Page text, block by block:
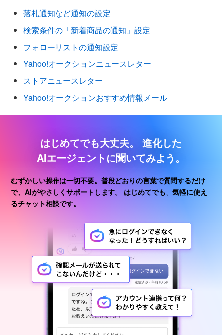
落札通知など通知の設定
検索条件の「新着商品の通知」設定
フォローリストの通知設定
Yahoo!オークションニュースレター
ストアニュースレター
Yahoo!オークションおすすめ情報メール
はじめてでも大丈夫。
進化した
AIエージェントに聞いてみよう。
むずかしい操作は一切不要。普段どおりの言葉で質問するだけ
で、AIがやさしくサポートします。
はじめてでも、気軽に使え
るチャット相談です。